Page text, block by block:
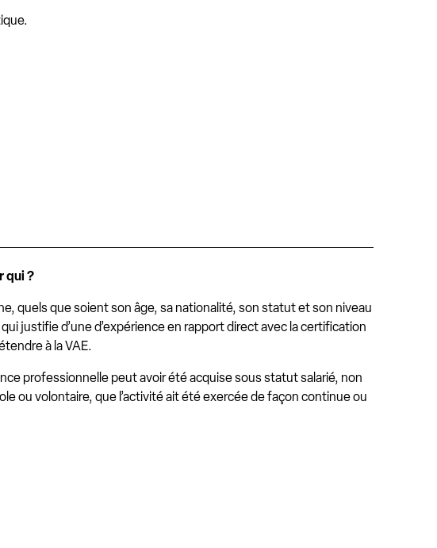
qui ?
quels que soient son âge, sa nationalité, son statut et son niveau
justifie d’une d’expérience en rapport direct avec la certification
à la VAE.
professionnelle peut avoir été acquise sous statut salarié, non
ou volontaire, que l’activité ait été exercée de façon continue ou